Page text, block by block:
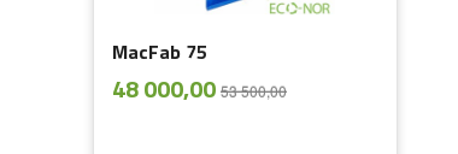
MacFab 75
Tilbud
48 000,00 53 500,00mva.